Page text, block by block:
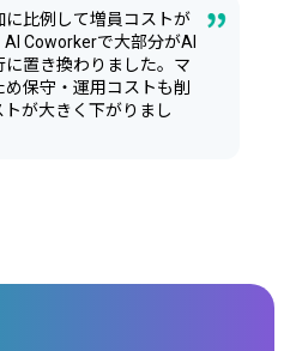
比例して増員コストが
Coworkerで大部分がAI
置き換わりました。マ
保守・運用コストも削
が大きく下がりまし